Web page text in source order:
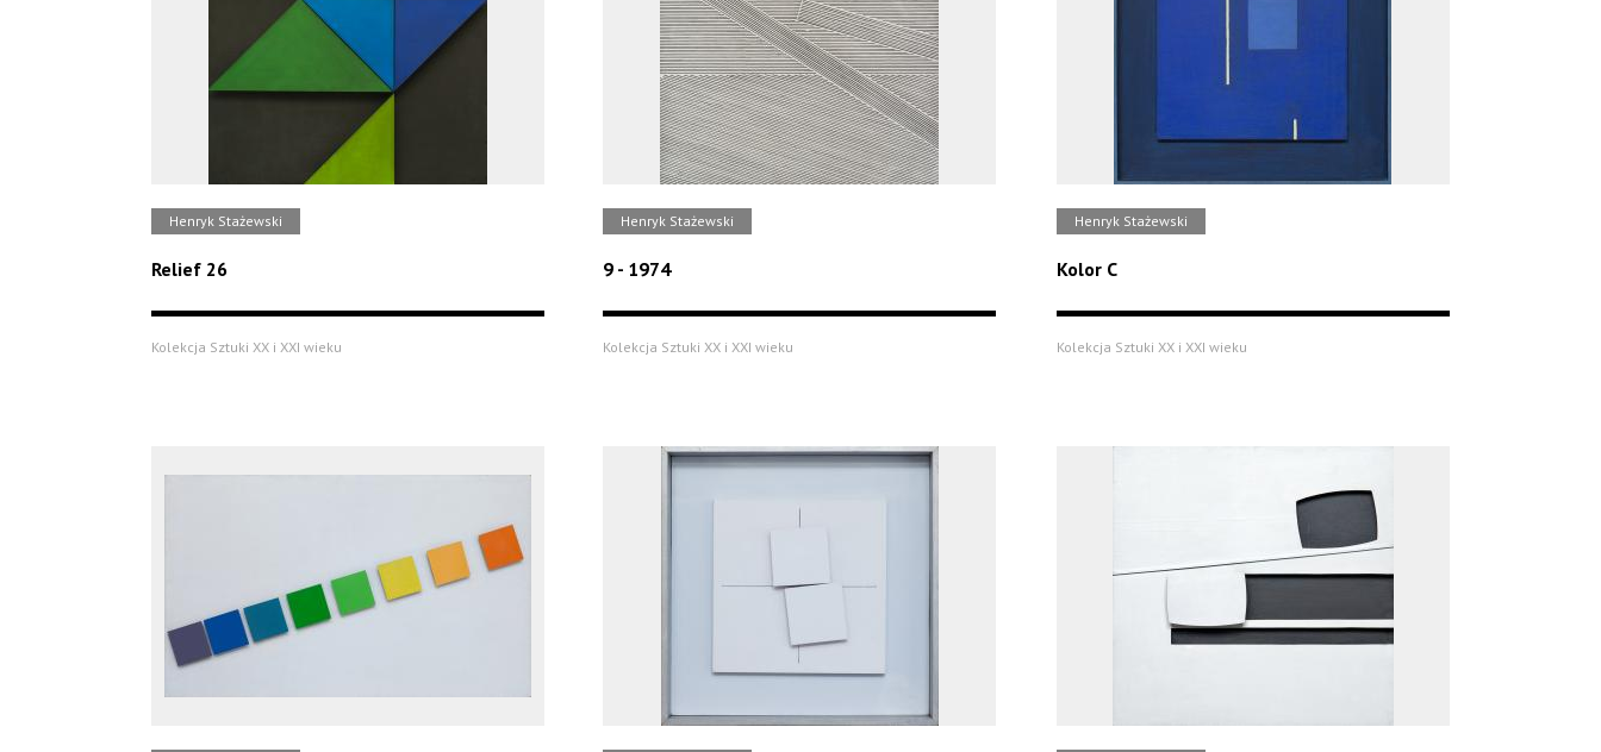
Henryk Stażewski
Relief 26
Kolekcja Sztuki XX i XXI wieku
Henryk Stażewski
9 - 1974
Kolekcja Sztuki XX i XXI wieku
Henryk Stażewski
Kolor C
Kolekcja Sztuki XX i XXI wieku